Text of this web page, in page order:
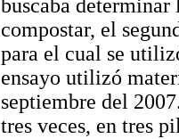
buscaba
compostar, el
para el cual se
ensayo utilizó
septiembre del
tres veces, en tres